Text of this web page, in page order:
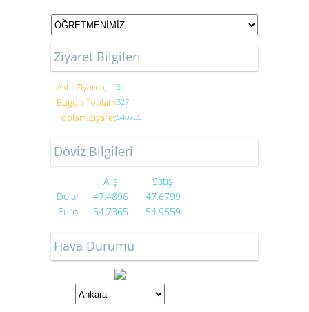
Ziyaret Bilgileri
Aktif Ziyaretçi 3
Bugün Toplam327
Toplam Ziyaret540765
Döviz Bilgileri
Alış
Satış
Dolar
47.4896
47.6799
Euro
54.7365 54.9559
Hava Durumu